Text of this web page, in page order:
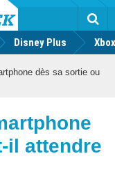
Disney Plus
dès sa sortie ou
il attendre